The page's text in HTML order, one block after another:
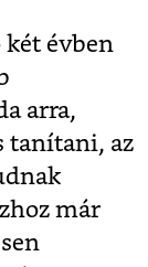
két évben
arra,
tanítani, az
már